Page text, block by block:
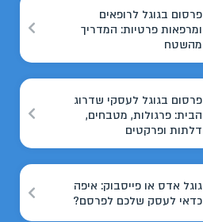
פרסום בגוגל לרופאים
ומרפאות פרטיות: המדריך
מהשטח
פרסום בגוגל לעסקי שדרוג
הבית: פרגולות, מטבחים,
דלתות ופרקטים
גוגל אדס או פייסבוק: איפה
כדאי לעסק שלכם לפרסם?